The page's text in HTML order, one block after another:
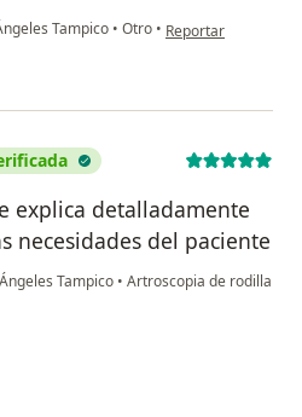
Tampico • Otro • en opinión del
Reportar
explica detalladamente
necesidades del paciente
Tampico • Artroscopia de rodilla